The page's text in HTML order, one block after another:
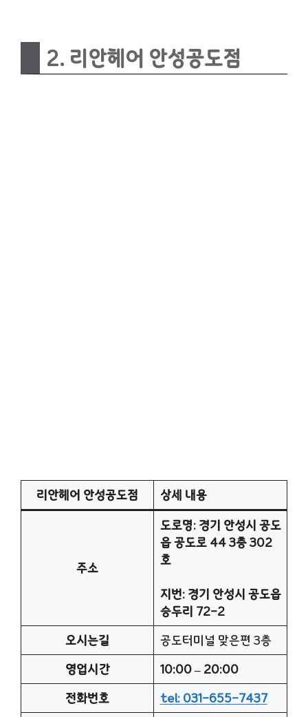
2. 리안헤어 안성공도점
리안헤어 안성공도점 상세 내용
주소
도로명: 경기 안성시 공도
읍 공도로 44 3층 302
호
지번: 경기 안성시 공도읍
승두리 72-2
오시는길
공도터미널 맞은편 3층
영업시간
10:00 – 20:00
전화번호
tel: 031-655-7437